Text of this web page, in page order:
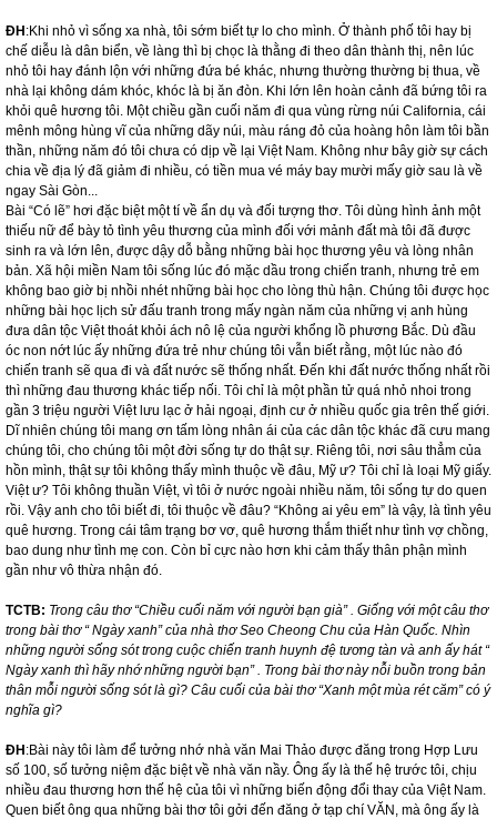
ĐH :Khi nhỏ vì sống xa nhà, tôi sớm biết tự lo cho mình. Ở thành phố tôi hay bị
chế diễu là dân biển, về làng thì bị chọc là thằng đi theo dân thành thị, nên lúc
nhỏ tôi hay đánh lộn với những đứa bé khác, nhưng thường thường bị thua, về
nhà lại không dám khóc, khóc là bị ăn đòn. Khi lớn lên hoàn cảnh đã bứng tôi ra
khỏi quê hương tôi. Một chiều gần cuối năm đi qua vùng rừng núi California, cái
mênh mông hùng vĩ của những dãy núi, màu ráng đỏ của hoàng hôn làm tôi bần
thần, những năm đó tôi chưa có dịp về lại Việt Nam. Không như bây giờ sự cách
chia về địa lý đã giảm đi nhiều, có tiền mua vé máy bay mười mấy giờ sau là về
ngay Sài Gòn...
Bài “Có lẽ” hơi đặc biệt một tí về ẩn dụ và đối tượng thơ. Tôi dùng hình ảnh một
thiếu nữ để bày tỏ tình yêu thương của mình đối với mảnh đất mà tôi đã được
sinh ra và lớn lên, được dậy dỗ bằng những bài học thương yêu và lòng nhân
bản. Xã hội miền Nam tôi sống lúc đó mặc dầu trong chiến tranh, nhưng trẻ em
không bao giờ bị nhồi nhét những bài học cho lòng thù hận. Chúng tôi được học
những bài học lịch sử đấu tranh trong mấy ngàn năm của những vị anh hùng
đưa dân tộc Việt thoát khỏi ách nô lệ của người khổng lồ phương Bắc. Dù đầu
óc non nớt lúc ấy những đứa trẻ như chúng tôi vẫn biết rằng, một lúc nào đó
chiến tranh sẽ qua đi và đất nước sẽ thống nhất. Đến khi đất nước thống nhất rồi
thì những đau thương khác tiếp nối. Tôi chỉ là một phần tử quá nhỏ nhoi trong
gần 3 triệu người Việt lưu lạc ở hải ngoại, định cư ở nhiều quốc gia trên thế giới.
Dĩ nhiên chúng tôi mang ơn tấm lòng nhân ái của các dân tộc khác đã cưu mang
chúng tôi, cho chúng tôi một đời sống tự do thật sự. Riêng tôi, nơi sâu thẳm của
hồn mình, thật sự tôi không thấy mình thuộc về đâu, Mỹ ư? Tôi chỉ là loại Mỹ giấy.
Việt ư? Tôi không thuần Việt, vì tôi ở nước ngoài nhiều năm, tôi sống tự do quen
rồi. Vậy anh cho tôi biết đi, tôi thuộc về đâu? “Không ai yêu em” là vậy, là tình yêu
quê hương. Trong cái tâm trạng bơ vơ, quê hương thắm thiết như tình vợ chồng,
bao dung như tình mẹ con. Còn bỉ cực nào hơn khi cảm thấy thân phận mình
gần như vô thừa nhận đó.
TCTB: Trong câu thơ “Chiều cuối năm với người bạn già” . Giống với một câu thơ
trong bài thơ “ Ngày xanh” của nhà thơ Seo Cheong Chu của Hàn Quốc. Nhìn
những người sống sót trong cuộc chiến tranh huynh đệ tương tàn và anh ấy hát “
Ngày xanh thì hãy nhớ những người bạn” . Trong bài thơ này nỗi buồn trong bản
thân mỗi người sống sót là gì? Câu cuối của bài thơ “Xanh một mùa rét căm” có ý
nghĩa gì?
ĐH :Bài này tôi làm để tưởng nhớ nhà văn Mai Thảo được đăng trong Hợp Lưu
số 100, số tưởng niệm đặc biệt về nhà văn nầy. Ông ấy là thế hệ trước tôi, chịu
nhiều đau thương hơn thế hệ của tôi vì những biến động đổi thay của Việt Nam.
Quen biết ông qua những bài thơ tôi gởi đến đăng ở tạp chí VĂN, mà ông ấy là